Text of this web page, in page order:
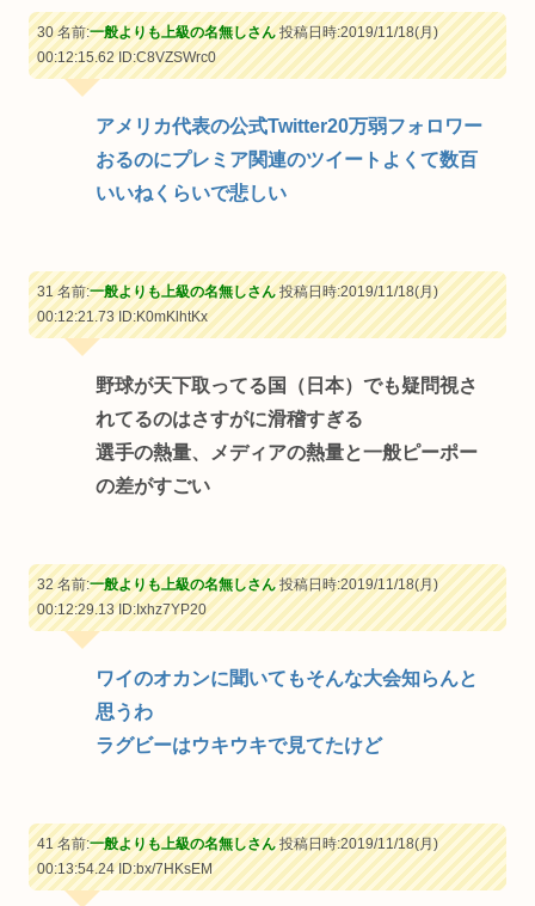
30 名前:一般よりも上級の名無しさん投稿日時:2019/11/18(月)
00:12:15.62ID:C8VZSWrc0
アメリカ代表の公式Twitter20万弱フォロワー
おるのにプレミア関連のツイートよくて数百
いいねくらいで悲しい
31 名前:一般よりも上級の名無しさん投稿日時:2019/11/18(月)
00:12:21.73ID:K0mKlhtKx
野球が天下取ってる国（日本）でも疑問視さ
れてるのはさすがに滑稽すぎる
選手の熱量、メディアの熱量と一般ピーポー
の差がすごい
32 名前:一般よりも上級の名無しさん投稿日時:2019/11/18(月)
00:12:29.13ID:Ixhz7YP20
ワイのオカンに聞いてもそんな大会知らんと
思うわ
ラグビーはウキウキで見てたけど
41 名前:一般よりも上級の名無しさん投稿日時:2019/11/18(月)
00:13:54.24ID:bx/7HKsEM